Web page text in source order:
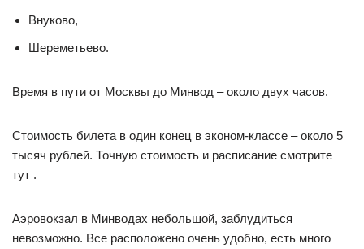
Внуково,
Шереметьево.
Время в пути от Москвы до Минвод – около двух часов.
Стоимость билета в один конец в эконом-классе – около 5
тысяч рублей. Точную стоимость и расписание смотрите
тут .
Аэровокзал в Минводах небольшой, заблудиться
невозможно. Все расположено очень удобно, есть много